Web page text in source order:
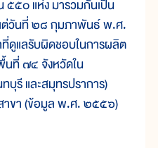
๕๐ แห่ง มารวมกันเป็น
ต่วันที่ ๒๘ กุมภาพันธ์ พ.ศ.
ดูแลรับผิดชอบในการผลิต
นที่ ๗๔ จังหวัดใน
บุรี และสมุทรปราการ)
ขา (ข้อมูล พ.ศ. ๒๕๕๖)